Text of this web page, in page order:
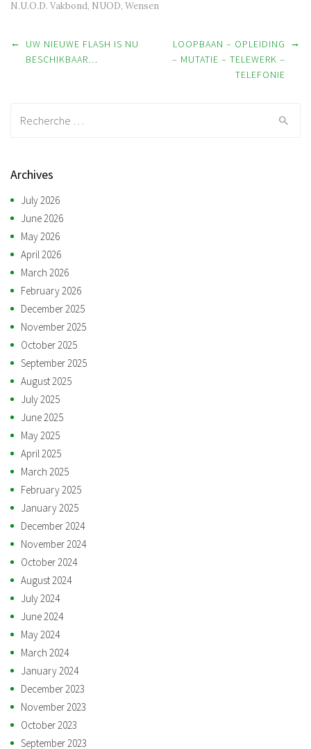
N.U.O.D. Vakbond, NUOD, Wensen
Post navigation
←
UW NIEUWE FLASH IS NU
BESCHIKBAAR…
LOOPBAAN – OPLEIDING
– MUTATIE – TELEWERK –
TELEFONIE
→
Archives
July 2026
June 2026
May 2026
April 2026
March 2026
February 2026
December 2025
November 2025
October 2025
September 2025
August 2025
July 2025
June 2025
May 2025
April 2025
March 2025
February 2025
January 2025
December 2024
November 2024
October 2024
August 2024
July 2024
June 2024
May 2024
March 2024
January 2024
December 2023
November 2023
October 2023
September 2023